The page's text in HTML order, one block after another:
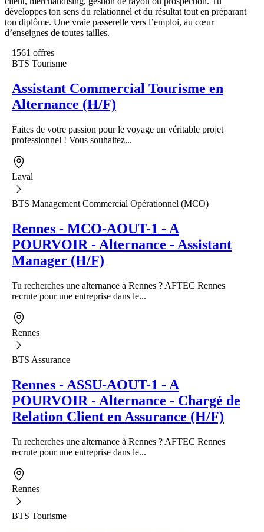
développes ton sens du relationnel et du résultat tout en préparant
ton diplôme. Une vraie passerelle vers l’emploi, au cœur
d’enseignes de toutes tailles.
1561 offres
BTS Tourisme
Assistant Commercial Tourisme en
Alternance (H/F)
Faites de votre passion pour le voyage un véritable projet
professionnel ! Vous souhaitez...
Laval
BTS Management Commercial Opérationnel (MCO)
Rennes - MCO-AOUT-1 - A
POURVOIR - Alternance - Assistant
Manager (H/F)
Tu recherches une alternance à Rennes ? AFTEC Rennes
recrute pour une entreprise dans le...
Rennes
BTS Assurance
Rennes - ASSU-AOUT-1 - A
POURVOIR - Alternance - Chargé de
Relation Client en Assurance (H/F)
Tu recherches une alternance à Rennes ? AFTEC Rennes
recrute pour une entreprise dans le...
Rennes
BTS Tourisme